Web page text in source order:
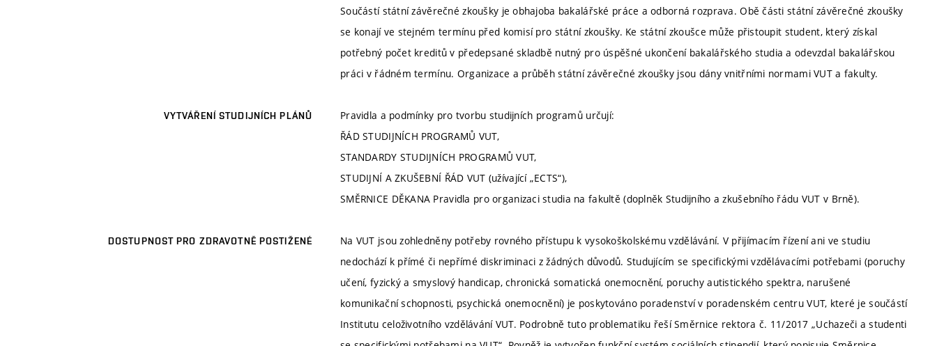
Součástí státní závěrečné zkoušky je obhajoba bakalářské práce a odborná rozprava. Obě části státní závěrečné zkoušky
se konají ve stejném termínu před komisí pro státní zkoušky. Ke státní zkoušce může přistoupit student, který získal
potřebný počet kreditů v předepsané skladbě nutný pro úspěšné ukončení bakalářského studia a odevzdal bakalářskou
práci v řádném termínu. Organizace a průběh státní závěrečné zkoušky jsou dány vnitřními normami VUT a fakulty.
VYTVÁŘENÍ STUDIJNÍCH PLÁNŮ
Pravidla a podmínky pro tvorbu studijních programů určují:
ŘÁD STUDIJNÍCH PROGRAMŮ VUT,
STANDARDY STUDIJNÍCH PROGRAMŮ VUT,
STUDIJNÍ A ZKUŠEBNÍ ŘÁD VUT (užívající „ECTS“),
SMĚRNICE DĚKANA Pravidla pro organizaci studia na fakultě (doplněk Studijního a zkušebního řádu VUT v Brně).
DOSTUPNOST PRO ZDRAVOTNĚ POSTIŽENÉ
Na VUT jsou zohledněny potřeby rovného přístupu k vysokoškolskému vzdělávání. V přijímacím řízení ani ve studiu
nedochází k přímé či nepřímé diskriminaci z žádných důvodů. Studujícím se specifickými vzdělávacími potřebami (poruchy
učení, fyzický a smyslový handicap, chronická somatická onemocnění, poruchy autistického spektra, narušené
komunikační schopnosti, psychická onemocnění) je poskytováno poradenství v poradenském centru VUT, které je součástí
Institutu celoživotního vzdělávání VUT. Podrobně tuto problematiku řeší Směrnice rektora č. 11/2017 „Uchazeči a studenti